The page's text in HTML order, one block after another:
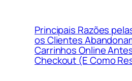
Principais Razões
os Clientes
Carrinhos Online
Checkout (E Como